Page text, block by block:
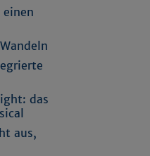
einen
das
aus,